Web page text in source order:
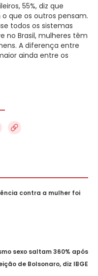
55%, diz que
que os outros pensam.
todos os sistemas
no Brasil, mulheres têm
A diferença entre
ainda entre os
contra a mulher foi
sexo saltam 360% após
de Bolsonaro, diz IBGE